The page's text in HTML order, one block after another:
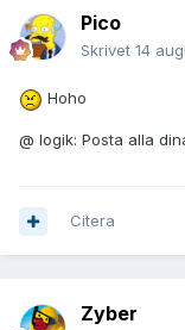
Pico
Skrivet 14
Hoho
@ logik: Posta alla
Citera
Zyber